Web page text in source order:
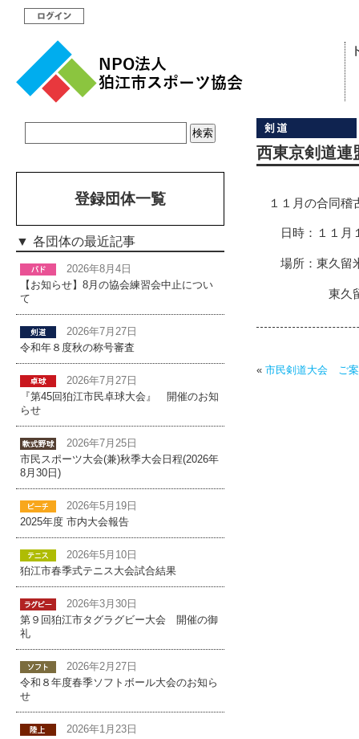
西東京剣道
１１月の合同稽
日時：１１月
場所：東久留
東久留米市
« 市民剣道大会 ご
登録団体一覧
各団体の最近記事
2026年8月4日
【お知らせ】8月の協会練習会中止につい
て
2026年7月27日
令和年８度秋の称号審査
2026年7月27日
『第45回狛江市民卓球大会』 開催のお知
らせ
2026年7月25日
市民スポーツ大会(兼)秋季大会日程(2026年
8月30日)
2026年5月19日
2025年度 市内大会報告
2026年5月10日
狛江市春季式テニス大会試合結果
2026年3月30日
第９回狛江市タグラグビー大会 開催の御
礼
2026年2月27日
令和８年度春季ソフトボール大会のお知ら
せ
2026年1月23日